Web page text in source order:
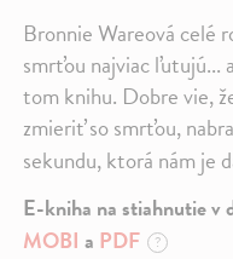
Bronnie Wareová celé
smrťou najviac ľutujú...
tom knihu. Dobre vie,
zmieriť so smrťou,
sekundu, ktorá nám je
E-kniha na stiahnutie v
MOBI a PDF ?